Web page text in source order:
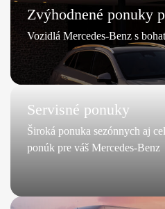
Zvýhodnené ponuky
Vozidlá Mercedes-Benz s
Servisné ponuky
Široká ponuka sezónnych aj
ponúk pre váš Mercedes-Benz